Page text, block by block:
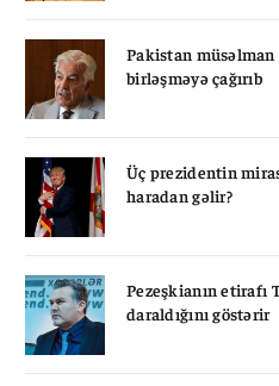
Pakistan
birləşməyə çağırıb
Üç prezidentin
haradan gəlir?
Pezeşkianın etirafı
daraldığını göstərir